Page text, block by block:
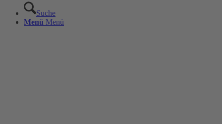
Suche
Menü Menü